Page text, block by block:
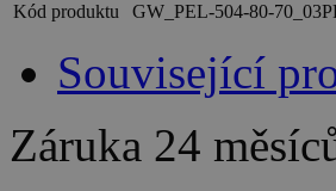
Kód produktu
GW_PEL-504-80-
Související
Záruka 24